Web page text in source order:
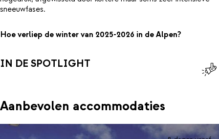
sneeuwfases.
Hoe verliep de winter van 2025-2026 in de Alpen?
IN DE SPOTLIGHT
Aanbevolen accommodaties